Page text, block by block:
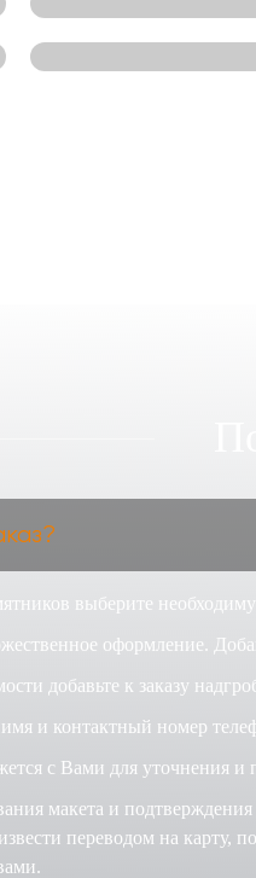
выберите
оформление.
добавьте к заказу
и контактный номер
с Вами для уточнения и
макета и
переводом на карту,